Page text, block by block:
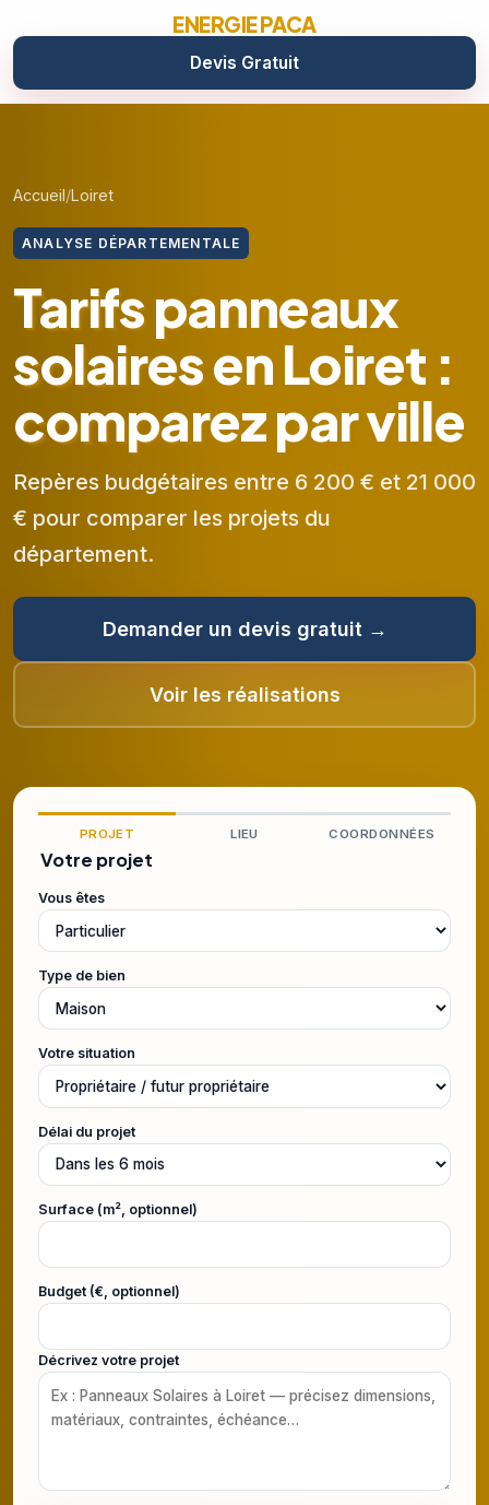
ENERGIE PACA
Devis Gratuit
Accueil Loiret
ANALYSE DÉPARTEMENTALE
Tarifs panneaux
solaires en Loiret :
comparez par ville
Repères budgétaires entre 6 200 € et 21 000
€ pour comparer les projets du
département.
Demander un devis gratuit →
Voir les réalisations
PROJET LIEU COORDONNÉES
Votre projet
Vous êtes
Type de bien
Votre situation
Délai du projet
Surface (m², optionnel)
Budget (€, optionnel)
Décrivez votre projet